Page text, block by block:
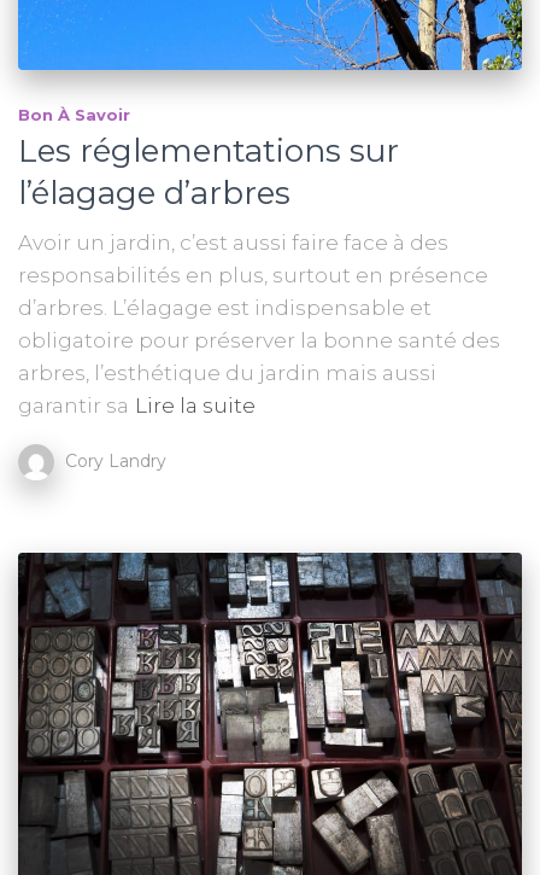
Bon À Savoir
Les réglementations sur
l’élagage d’arbres
Avoir un jardin, c’est aussi faire face à des
responsabilités en plus, surtout en présence
d’arbres. L’élagage est indispensable et
obligatoire pour préserver la bonne santé des
arbres, l’esthétique du jardin mais aussi
garantir sa Lire la suite
Cory Landry